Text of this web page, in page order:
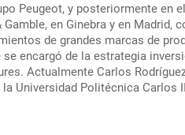
Peugeot, y posteriormente en
en Ginebra y en
de grandes marcas de
encargó de la estrategia
Actualmente Carlos
Universidad Politécnica Carlos